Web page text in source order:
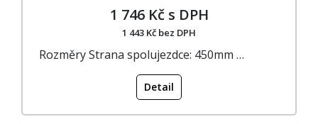
1 746 Kč s DPH
1 443 Kč bez DPH
Rozměry Strana spolujezdce: 450mm …
Detail